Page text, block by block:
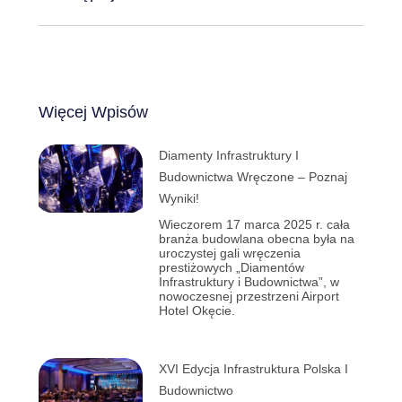
Więcej Wpisów
Diamenty Infrastruktury I
Budownictwa Wręczone – Poznaj
Wyniki!
Wieczorem 17 marca 2025 r. cała
branża budowlana obecna była na
uroczystej gali wręczenia
prestiżowych „Diamentów
Infrastruktury i Budownictwa”, w
nowoczesnej przestrzeni Airport
Hotel Okęcie.
XVI Edycja Infrastruktura Polska I
Budownictwo